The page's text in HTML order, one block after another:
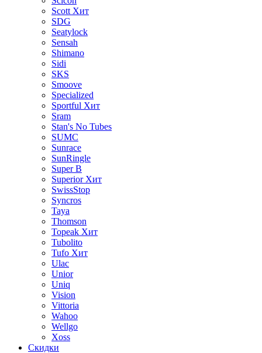
Scott Хит
SDG
Seatylock
Sensah
Shimano
Sidi
SKS
Smoove
Specialized
Sportful Хит
Sram
Stan's No Tubes
SUMC
Sunrace
SunRingle
Super B
Superior Хит
SwissStop
Syncros
Taya
Thomson
Topeak Хит
Tubolito
Tufo Хит
Ulac
Unior
Uniq
Vision
Vittoria
Wahoo
Wellgo
Xoss
Скидки